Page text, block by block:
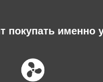
покупать именно